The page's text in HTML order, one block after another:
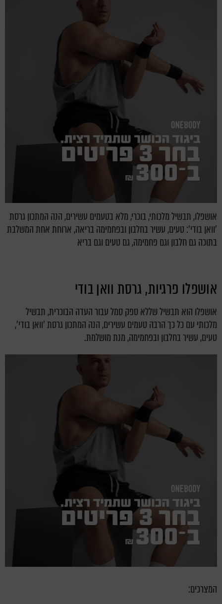
אושפלו, תבשיל מלכותי, בוכרי, מלא בטעמים עשירים, הנה המתכון גרסת
'וואן בודי': טעים, עשיר בחלבון ובפחמימה בריאה, ארוחת אחת המשלבת
בתוכה גם חלבון וגם פחמימה, גם טעים וגם בריא
אושפלו פרגיות, גרסת וואן בודי
אושפלו הוא תבשיל שללא ספק סמל עבור העדה הבוכרית, תבשיל
מלכותי עם כל כך הרבה טעמים עשירים, הנה המתכון גרסת 'וואן בודי',
טעים, עשיר בחלבון ובפחמימה, מנת מושלמת.
המצרכים: